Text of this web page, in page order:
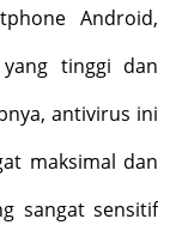
Android,
tinggi dan
antivirus ini
maksimal dan
sangat sensitif